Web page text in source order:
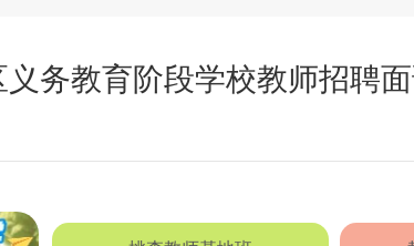
务教育阶段学校教师招聘